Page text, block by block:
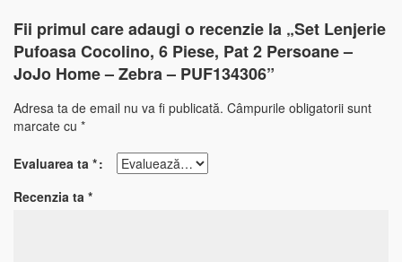
Fii primul care adaugi o recenzie la „Set Lenjerie
Pufoasa Cocolino, 6 Piese, Pat 2 Persoane –
JoJo Home – Zebra – PUF134306”
Adresa ta de email nu va fi publicată. Câmpurile obligatorii sunt
marcate cu *
Evaluarea ta *
Recenzia ta *